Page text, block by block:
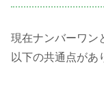
現在ナンバーワン
以下の共通点があ